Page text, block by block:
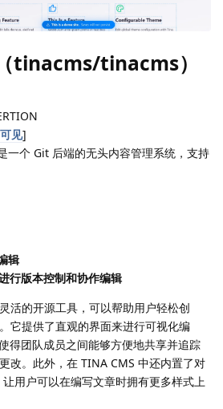
tinacms/tinacms）
见]
一个 Git 后端的无头内容管理系统，支持
辑
行版本控制和协作编辑
活的开源工具，可以帮助用户轻松创
它提供了直观的界面来进行可视化编
得团队成员之间能够方便地共享并追踪
改。此外，在 TINA CMS 中还内置了对
用户可以在编写文章时拥有更多样式上